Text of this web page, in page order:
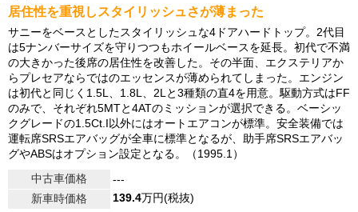
居住性を重視しスタイリッシュさが薄まった
サニーをベースとしたスタイリッシュな4ドアハードトップ。2代目
は5ナンバーサイズを守りつつもホイールベースを延長。初代で不満
の大きかった後席の居住性を改善した。その半面、エクステリアか
らプレセアならではのエッセンスが薄められてしまった。エンジン
は初代と同じく1.5L、1.8L、2Lと3種類の直4を用意。駆動方式はFF
のみで、それぞれ5MTと4ATのミッションが選択できる。ベーシッ
クグレードの1.5Ct.I以外にはオートエアコンが標準。安全装備では
運転席SRSエアバッグが全車に標準となるが、助手席SRSエアバッ
グやABSはオプション設定となる。（1995.1）
中古車価格
---
新車時価格
139.4万円(税抜)